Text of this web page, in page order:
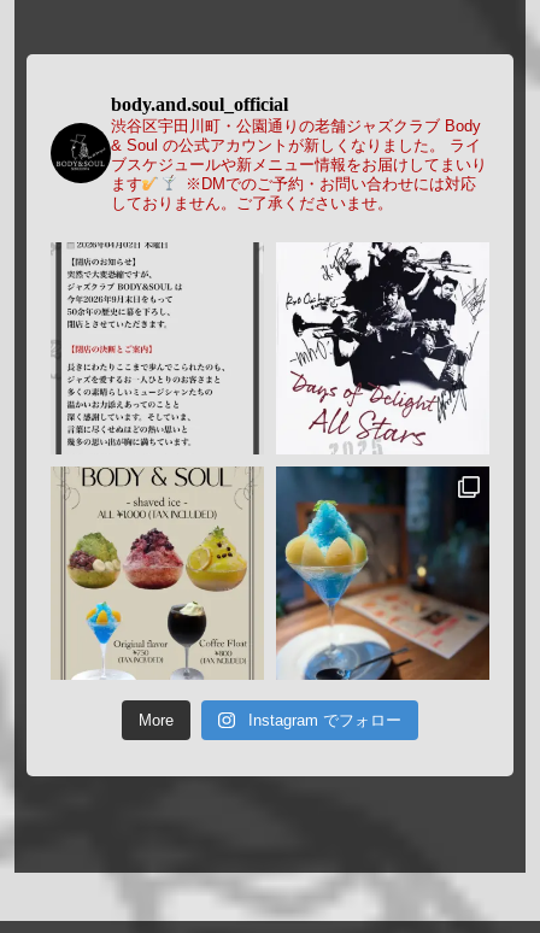
body.and.soul_official
渋谷区宇田川町・公園通りの老舗ジャズクラブ Body
& Soul の公式アカウントが新しくなりました。
ライ
ブスケジュールや新メニュー情報をお届けしてまいり
ます
※DMでのご予約・お問い合わせには対応
しておりません。ご了承くださいませ。
More Instagram でフォロー